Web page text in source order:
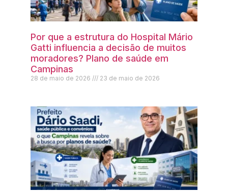
Por que a estrutura do Hospital Mário
Gatti influencia a decisão de muitos
moradores? Plano de saúde em
Campinas
28 de maio de 2026 23 de maio de 2026